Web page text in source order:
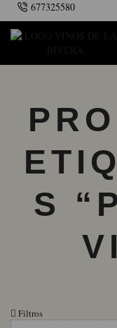
677325580
S
Filtros